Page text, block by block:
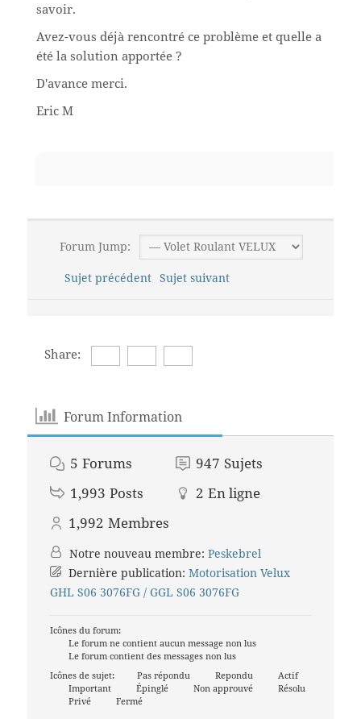
savoir.
Avez-vous déjà rencontré ce problème et quelle a
été la solution apportée ?
D'avance merci.
Eric M
Forum Jump:
Sujet précédent Sujet suivant
Share:
Forum Information
5 Forums 947 Sujets
1,993 Posts 2 En ligne
1,992 Membres
Notre nouveau membre:Peskebrel
Dernière publication:Motorisation Velux
GHL S06 3076FG / GGL S06 3076FG
Icônes du forum:
Le forum ne contient aucun message non lus
Le forum contient des messages non lus
Icônes de sujet:
Pas répondu Repondu
Actif
Important
Épinglé Non approuvé
Résolu
Privé
Fermé